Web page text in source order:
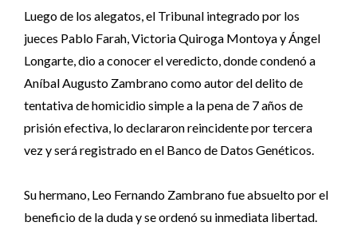
Luego de los alegatos, el Tribunal integrado por los
jueces Pablo Farah, Victoria Quiroga Montoya y Ángel
Longarte, dio a conocer el veredicto, donde condenó a
Aníbal Augusto Zambrano como autor del delito de
tentativa de homicidio simple a la pena de 7 años de
prisión efectiva, lo declararon reincidente por tercera
vez y será registrado en el Banco de Datos Genéticos.
Su hermano, Leo Fernando Zambrano fue absuelto por el
beneficio de la duda y se ordenó su inmediata libertad.